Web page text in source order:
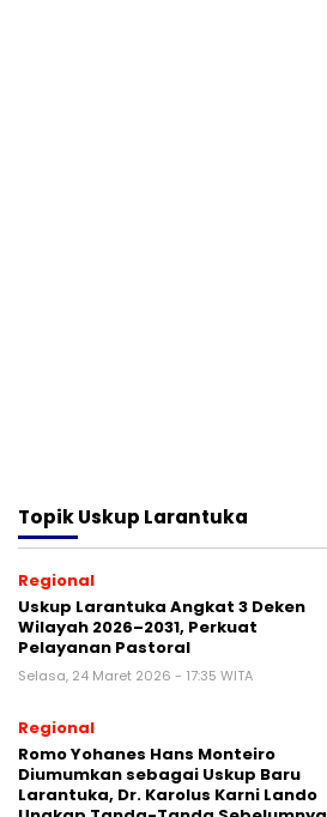
TopikUskup Larantuka
Regional
Uskup Larantuka Angkat 3 Deken
Wilayah 2026–2031, Perkuat
Pelayanan Pastoral
Selasa, 24 Maret 2026 - 17:35 WITA
Regional
Romo Yohanes Hans Monteiro
Diumumkan sebagai Uskup Baru
Larantuka, Dr. Karolus Karni Lando